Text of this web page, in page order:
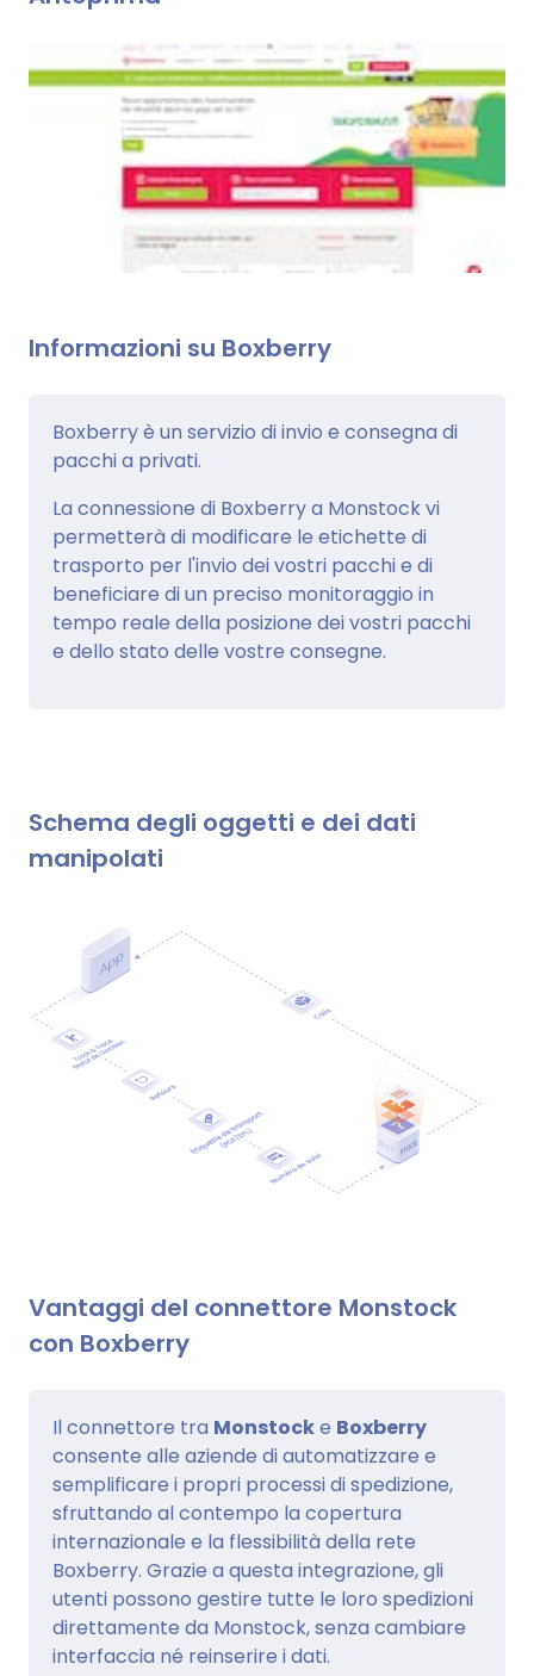
Informazioni su Boxberry
Boxberry è un servizio di invio e consegna di
pacchi a privati.
La connessione di Boxberry a Monstock vi
permetterà di modificare le etichette di
trasporto per l'invio dei vostri pacchi e di
beneficiare di un preciso monitoraggio in
tempo reale della posizione dei vostri pacchi
e dello stato delle vostre consegne.
Schema degli oggetti e dei dati
manipolati
Vantaggi del connettore Monstock
con Boxberry
Il connettore tra Monstocke Boxberry
consente alle aziende di automatizzare e
semplificare i propri processi di spedizione,
sfruttando al contempo la copertura
internazionale e la flessibilità della rete
Boxberry. Grazie a questa integrazione, gli
utenti possono gestire tutte le loro spedizioni
direttamente da Monstock, senza cambiare
interfaccia né reinserire i dati.